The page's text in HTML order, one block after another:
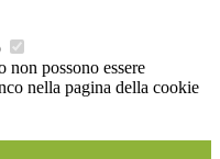
non possono essere
nella pagina della cookie